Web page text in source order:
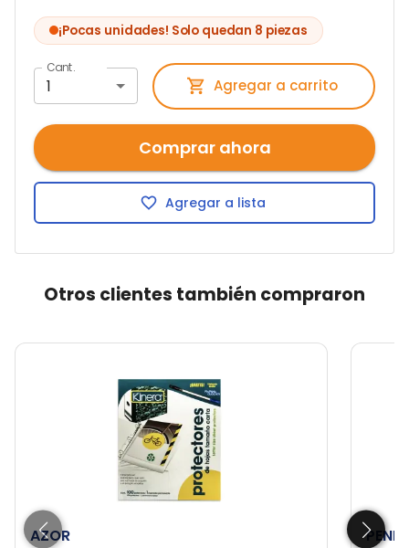
¡Pocas unidades! Solo quedan 8 piezas
Cant.
1 Agregar a carrito
Comprar ahora
Agregar a lista
Otros clientes también compraron
AZOR